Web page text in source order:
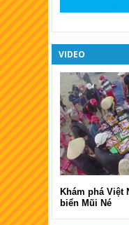
VIDEO
Khám phá Việt
biển Mũi Né